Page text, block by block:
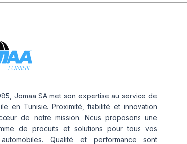
Jomaa SA met son expertise au service de
en Tunisie. Proximité, fiabilité et innovation
de notre mission. Nous proposons une
de produits et solutions pour tous vos
Qualité et performance sont